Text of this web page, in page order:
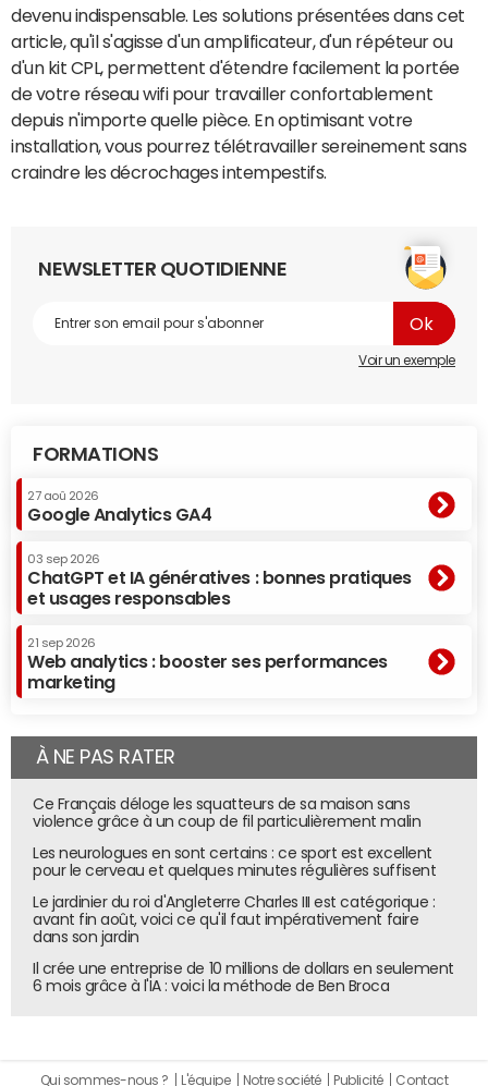
devenu indispensable. Les solutions présentées dans cet
article, qu'il s'agisse d'un amplificateur, d'un répéteur ou
d'un kit CPL, permettent d'étendre facilement la portée
de votre réseau wifi pour travailler confortablement
depuis n'importe quelle pièce. En optimisant votre
installation, vous pourrez télétravailler sereinement sans
craindre les décrochages intempestifs.
NEWSLETTER QUOTIDIENNE
Voir un exemple
FORMATIONS
27 aoû 2026
Google Analytics GA4
03 sep 2026
ChatGPT et IA génératives : bonnes pratiques
et usages responsables
21 sep 2026
Web analytics : booster ses performances
marketing
À NE PAS RATER
Ce Français déloge les squatteurs de sa maison sans
violence grâce à un coup de fil particulièrement malin
Les neurologues en sont certains : ce sport est excellent
pour le cerveau et quelques minutes régulières suffisent
Le jardinier du roi d'Angleterre Charles III est catégorique :
avant fin août, voici ce qu'il faut impérativement faire
dans son jardin
Il crée une entreprise de 10 millions de dollars en seulement
6 mois grâce à l'IA : voici la méthode de Ben Broca
Qui sommes-nous ? L'équipe Notre société Publicité Contact